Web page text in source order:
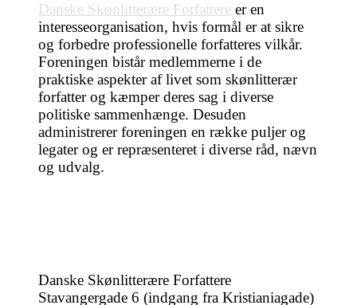
Danske Skønlitterære Forfattere er en
interesseorganisation, hvis formål er at sikre
og forbedre professionelle forfatteres vilkår.
Foreningen bistår medlemmerne i de
praktiske aspekter af livet som skønlitterær
forfatter og kæmper deres sag i diverse
politiske sammenhænge. Desuden
administrerer foreningen en række puljer og
legater og er repræsenteret i diverse råd, nævn
og udvalg.
Danske Skønlitterære Forfattere
Stavangergade 6 (indgang fra Kristianiagade)